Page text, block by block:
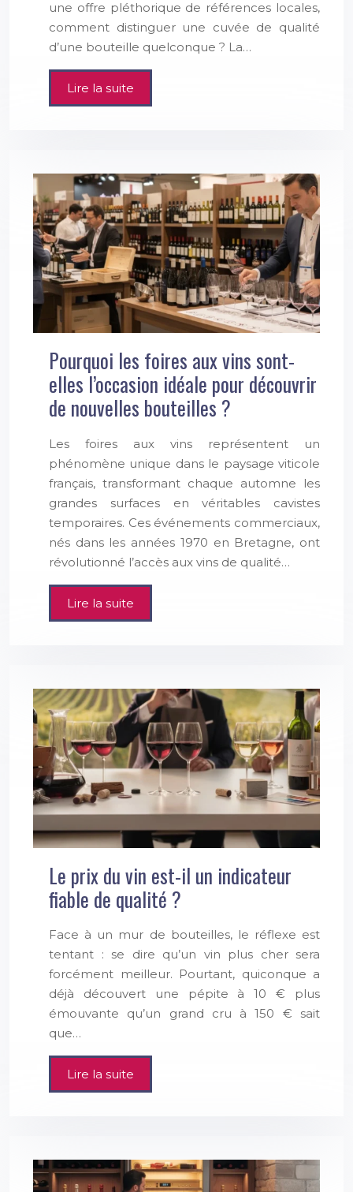
une offre pléthorique de références locales,
comment distinguer une cuvée de qualité
d’une bouteille quelconque ? La…
Lire la suite
Pourquoi les foires aux vins sont-
elles l’occasion idéale pour découvrir
de nouvelles bouteilles ?
Les foires aux vins représentent un
phénomène unique dans le paysage viticole
français, transformant chaque automne les
grandes surfaces en véritables cavistes
temporaires. Ces événements commerciaux,
nés dans les années 1970 en Bretagne, ont
révolutionné l’accès aux vins de qualité…
Lire la suite
Le prix du vin est-il un indicateur
fiable de qualité ?
Face à un mur de bouteilles, le réflexe est
tentant : se dire qu’un vin plus cher sera
forcément meilleur. Pourtant, quiconque a
déjà découvert une pépite à 10 € plus
émouvante qu’un grand cru à 150 € sait
que…
Lire la suite